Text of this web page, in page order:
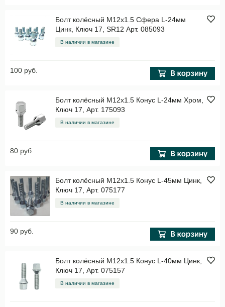
Болт колёсный M12x1.5 Сфера L-24мм
Цинк, Ключ 17, SR12 Арт. 085093
В наличии в магазине
100 руб.
Болт колёсный M12x1.5 Конус L-24мм Хром,
Ключ 17, Арт. 175093
В наличии в магазине
80 руб.
Болт колёсный M12x1.5 Конус L-45мм Цинк,
Ключ 17, Арт. 075177
В наличии в магазине
90 руб.
Болт колёсный M12x1.5 Конус L-40мм Цинк,
Ключ 17, Арт. 075157
В наличии в магазине